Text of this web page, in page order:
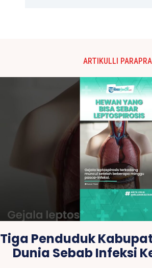
ARTIKULLI
Tiga Penduduk
Dunia Sebab Infeksi